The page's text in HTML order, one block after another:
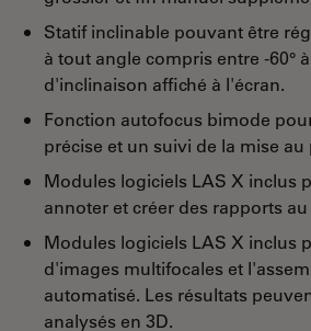
Statif inclinable pouvant être
à tout angle compris entre -60°
d'inclinaison affiché à l'écran.
Fonction autofocus bimode
précise et un suivi de la mise au
Modules logiciels LAS X inclus
annoter et créer des rapports
Modules logiciels LAS X inclus
d'images multifocales et
automatisé. Les résultats
analysés en 3D.